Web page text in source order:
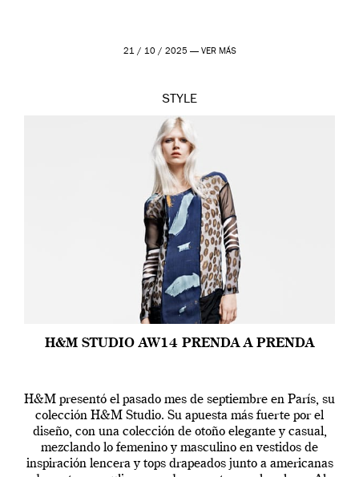
21 / 10 / 2025 — VER MÁS
STYLE
H&M STUDIO AW14 PRENDA A PRENDA
H&M presentó el pasado mes de septiembre en París, su
colección H&M Studio. Su apuesta más fuerte por el
diseño, con una colección de otoño elegante y casual,
mezclando lo femenino y masculino en vestidos de
inspiración lencera y tops drapeados junto a americanas